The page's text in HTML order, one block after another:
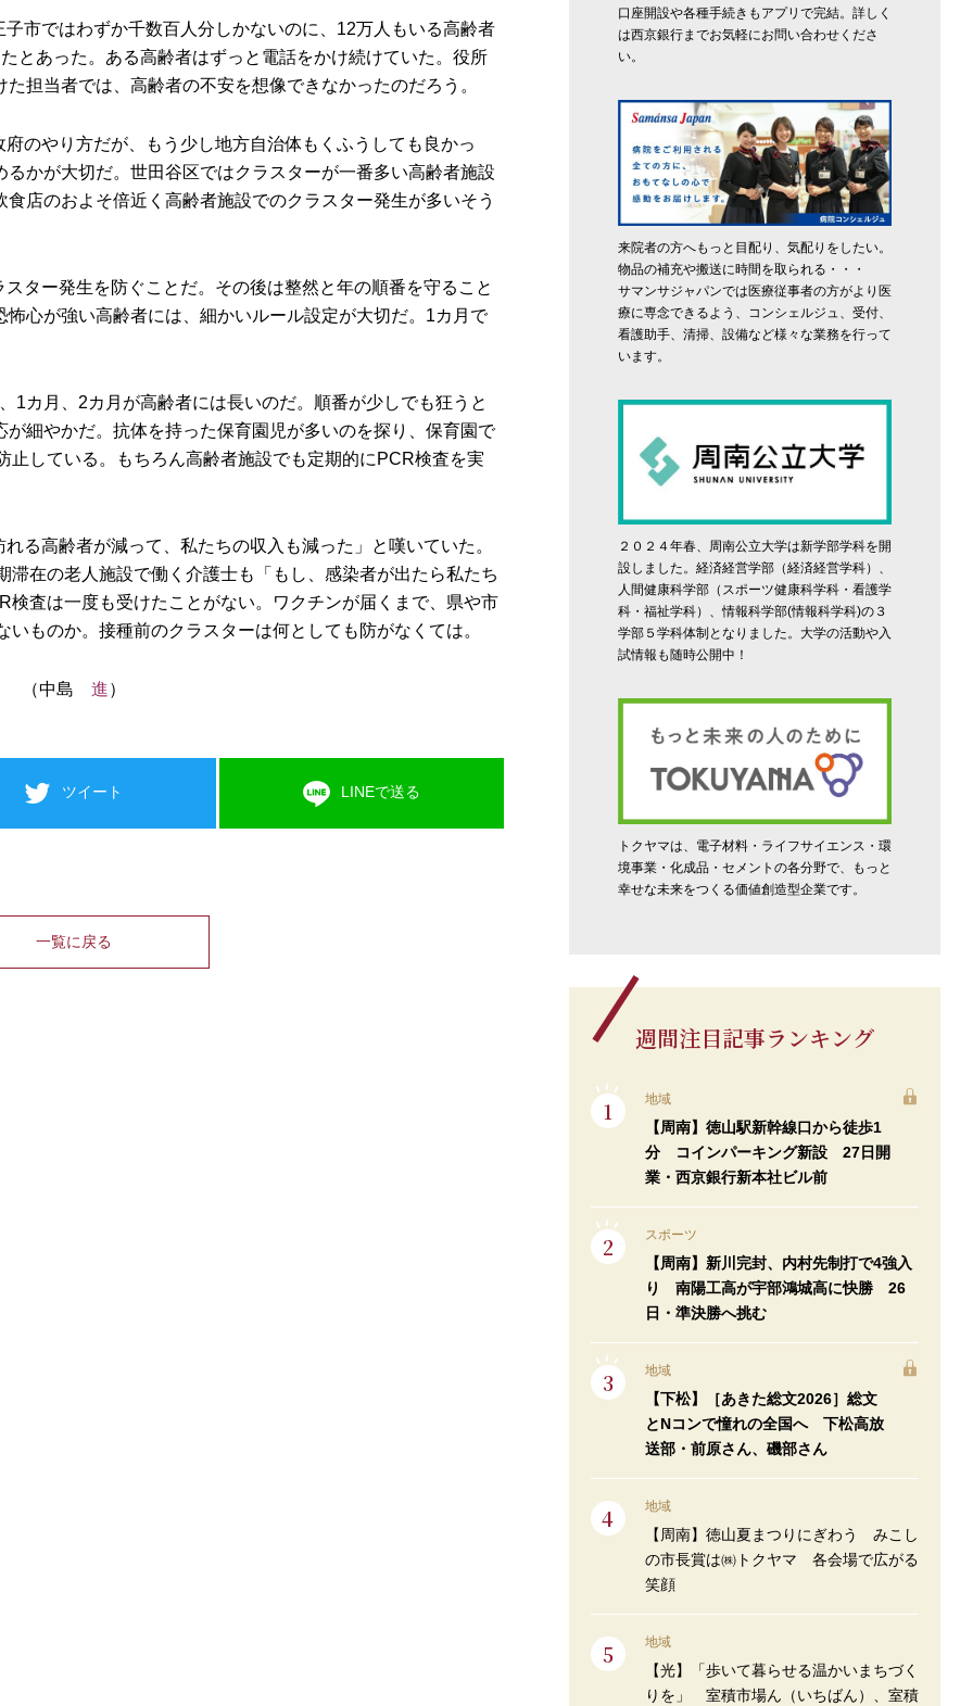
市ではわずか千数百人分しかないのに、12万人もいる高齢者
とあった。ある高齢者はずっと電話をかけ続けていた。役所
担当者では、高齢者の不安を想像できなかったのだろう。
のやり方だが、もう少し地方自治体もくふうしても良かっ
かが大切だ。世田谷区ではクラスターが一番多い高齢者施設
店のおよそ倍近く高齢者施設でのクラスター発生が多いそう
ター発生を防ぐことだ。その後は整然と年の順番を守ること
心が強い高齢者には、細かいルール設定が大切だ。1カ月で
1カ月、2カ月が高齢者には長いのだ。順番が少しでも狂うと
細やかだ。抗体を持った保育園児が多いのを探り、保育園で
している。もちろん高齢者施設でも定期的にPCR検査を実
る高齢者が減って、私たちの収入も減った」と嘆いていた。
在の老人施設で働く介護士も「もし、感染者が出たら私たち
査は一度も受けたことがない。ワクチンが届くまで、県や市
ものか。接種前のクラスターは何としても防がなくては。
（中島 進）
ツイート LINEで送る
一覧に戻る
口座開設や各種手続きもアプリで完結。詳しく
は西京銀行までお気軽にお問い合わせくださ
い。
来院者の方へもっと目配り、気配りをしたい。
物品の補充や搬送に時間を取られる・・・
サマンサジャパンでは医療従事者の方がより医
療に専念できるよう、コンシェルジュ、受付、
看護助手、清掃、設備など様々な業務を行って
います。
２０２４年春、周南公立大学は新学部学科を開
設しました。経済経営学部（経済経営学科）、
人間健康科学部（スポーツ健康科学科・看護学
科・福祉学科）、情報科学部(情報科学科)の３
学部５学科体制となりました。大学の活動や入
試情報も随時公開中！
トクヤマは、電子材料・ライフサイエンス・環
境事業・化成品・セメントの各分野で、もっと
幸せな未来をつくる価値創造型企業です。
週間注目記事ランキング
地域
【周南】徳山駅新幹線口から徒歩1
分 コインパーキング新設 27日開
業・西京銀行新本社ビル前
スポーツ
【周南】新川完封、内村先制打で4強入
り 南陽工高が宇部鴻城高に快勝 26
日・準決勝へ挑む
地域
【下松】［あきた総文2026］総文
とNコンで憧れの全国へ 下松高放
送部・前原さん、磯部さん
地域
【周南】徳山夏まつりにぎわう みこし
の市長賞は㈱トクヤマ 各会場で広がる
笑顔
地域
【光】「歩いて暮らせる温かいまちづく
りを」 室積市場ん（いちばん）、室積